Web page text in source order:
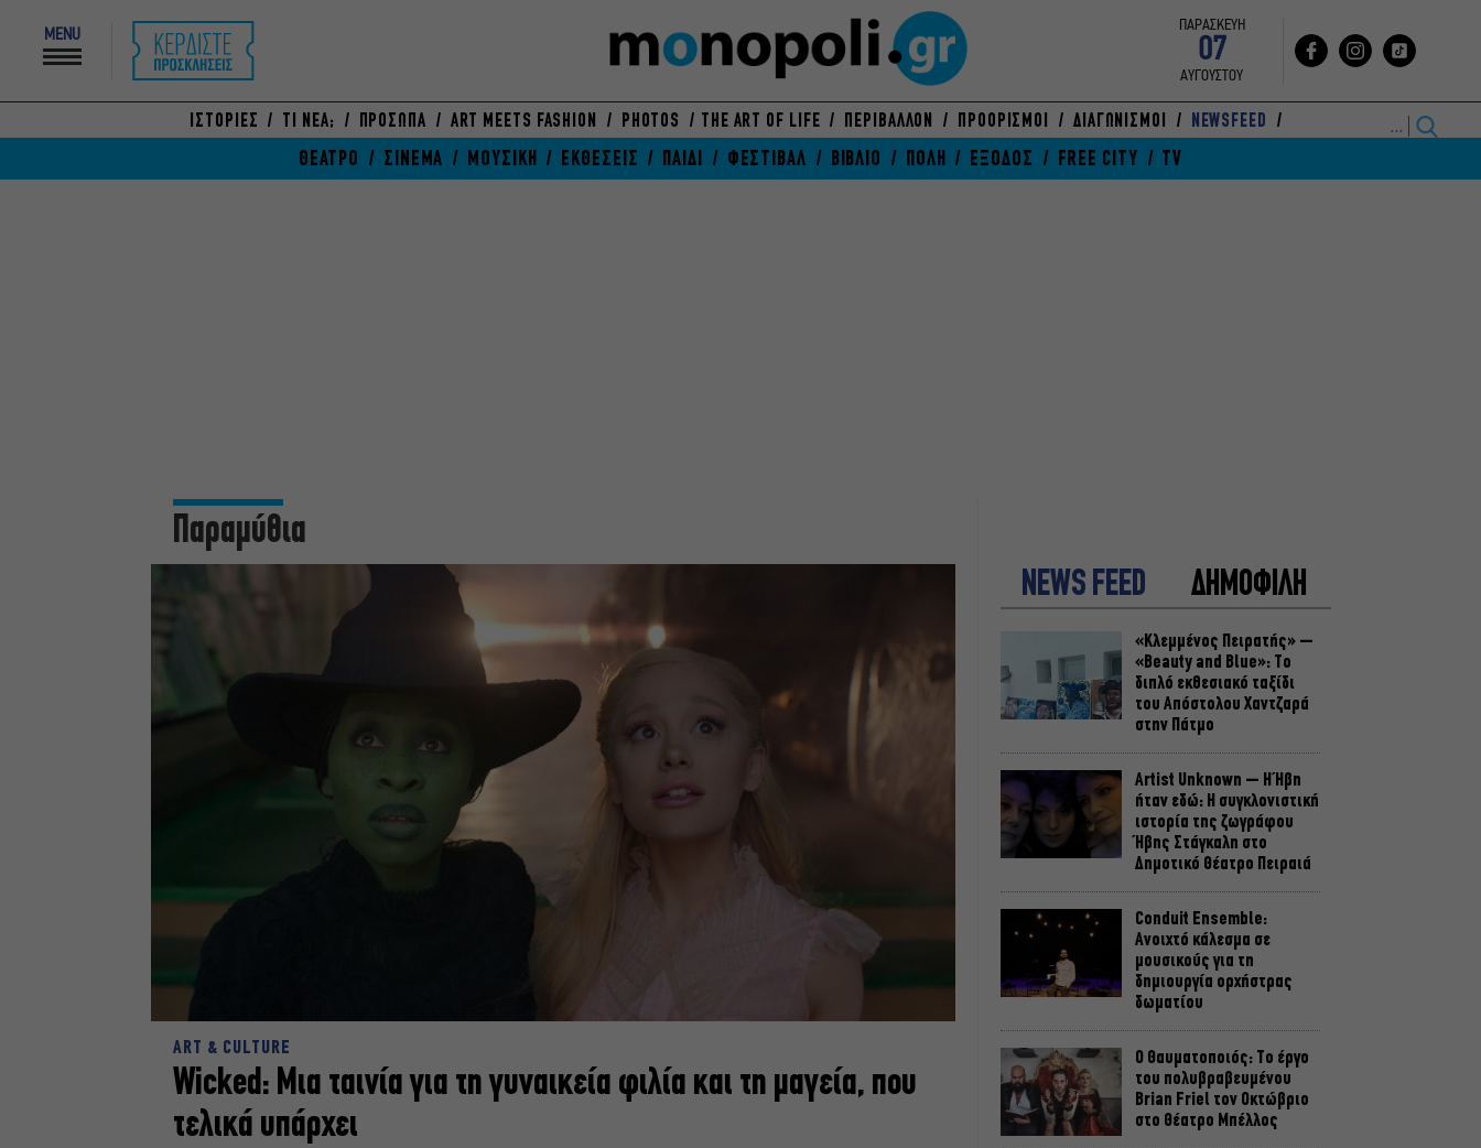
MENU
ΠΑΡΑΣΚΕΥΗ
07
ΑΥΓΟΥΣΤΟΥ
ΙΣΤΟΡΙΕΣ ΤΙ ΝΕΑ; ΠΡΟΣΩΠΑ ART MEETS FASHION PHOTOS THE ART OF LIFE ΠΕΡΙΒΑΛΛΟΝ ΠΡΟΟΡΙΣΜΟΙ ΔΙΑΓΩΝΙΣΜΟΙ NEWSFEED
ΘΕΑΤΡΟ ΣΙΝΕΜΑ ΜΟΥΣΙΚΗ ΕΚΘΕΣΕΙΣ ΠΑΙΔΙ ΦΕΣΤΙΒΑΛ ΒΙΒΛΙΟ ΠΟΛΗ ΕΞΟΔΟΣ FREE CITY TV
Παραμύθια
ART & CULTURE
Wicked: Μια ταινία για τη γυναικεία φιλία και τη μαγεία, που
τελικά υπάρχει
NEWS FEED ΔΗΜΟΦΙΛΗ
«Κλεμμένος Πειρατής» –
«Beauty and Blue»: Το
διπλό εκθεσιακό ταξίδι
του Απόστολου Χαντζαρά
στην Πάτμο
Artist Unknown – Η Ήβη
ήταν εδώ: Η συγκλονιστική
ιστορία της ζωγράφου
Ήβης Στάγκαλη στο
Δημοτικό Θέατρο Πειραιά
Conduit Ensemble:
Ανοιχτό κάλεσμα σε
μουσικούς για τη
δημιουργία ορχήστρας
δωματίου
Ο Θαυματοποιός: Το έργο
του πολυβραβευμένου
Brian Friel τον Οκτώβριο
στο Θέατρο Μπέλλος